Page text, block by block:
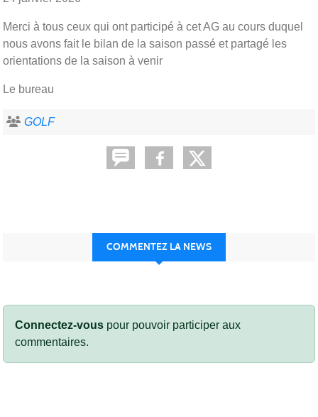
Merci à tous ceux qui ont participé à cet AG au cours duquel
nous avons fait le bilan de la saison passé et partagé les
orientations de la saison à venir
Le bureau
GOLF
COMMENTEZ LA NEWS
Connectez-vous pour pouvoir participer aux
commentaires.